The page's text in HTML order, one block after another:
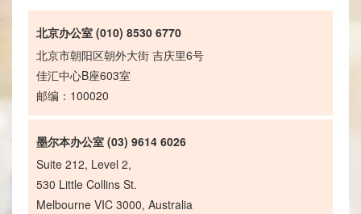
北京办公室 (010) 8530 6770
北京市朝阳区朝外大街 吉庆里6号
佳汇中心B座603室
邮编：100020
墨尔本办公室 (03) 9614 6026
Suite 212, Level 2,
530 Little Collins St.
Melbourne VIC 3000, Australia